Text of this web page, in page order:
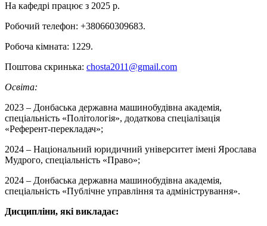
На кафедрі працює з 2025 р.
Робочий телефон: +380660309683.
Робоча кімната: 1229.
Поштова скринька: chosta2011@gmail.com
Освіта:
2023 – Донбаська державна машинобудівна академія,
спеціальність «Політологія», додаткова спеціалізація
«Референт-перекладач»;
2024 – Національний юридичний університет імені Ярослава
Мудрого, спеціальність «Право»;
2024 – Донбаська державна машинобудівна академія,
спеціальність «Публічне управління та адміністрування».
Дисципліни, які викладає: